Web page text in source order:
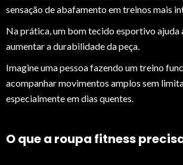
sensação de abafamento em treinos mais
Na prática, um bom tecido esportivo
aumentar a durabilidade da peça.
Imagine uma pessoa fazendo um treino
acompanhar movimentos amplos sem
especialmente em dias quentes.
O que a roupa fitness